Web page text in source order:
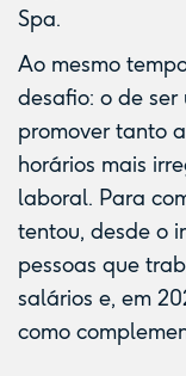
Spa.
Ao mesmo
desafio: o de
promover tanto
horários mais
laboral. Para
tentou, desde o
pessoas que
salários e, em
como